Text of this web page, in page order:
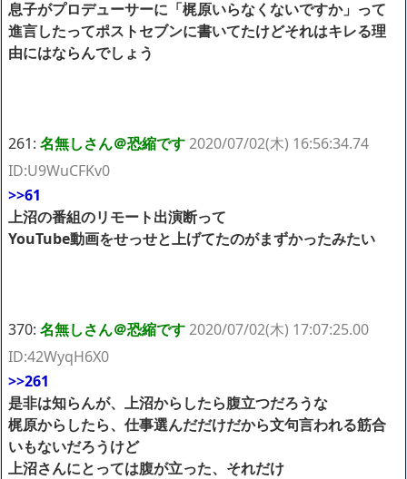
息子がプロデューサーに「梶原いらなくないですか」って
進言したってポストセブンに書いてたけどそれはキレる理
由にはならんでしょう
261: 名無しさん＠恐縮です2020/07/02(木) 16:56:34.74
ID:U9WuCFKv0
>>61
上沼の番組のリモート出演断って
YouTube動画をせっせと上げてたのがまずかったみたい
370: 名無しさん＠恐縮です2020/07/02(木) 17:07:25.00
ID:42WyqH6X0
>>261
是非は知らんが、上沼からしたら腹立つだろうな
梶原からしたら、仕事選んだだけだから文句言われる筋合
いもないだろうけど
上沼さんにとっては腹が立った、それだけ